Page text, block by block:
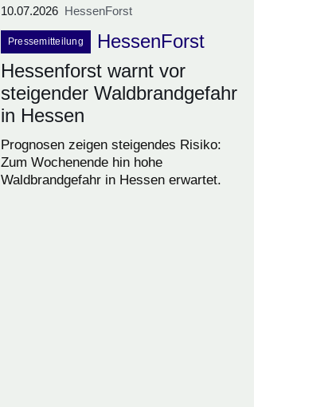
10.07.2026 HessenForst
Pressemitteilung
HessenForst
Hessenforst warnt vor
steigender Waldbrandgefahr
in Hessen
Prognosen zeigen steigendes Risiko:
Zum Wochenende hin hohe
Waldbrandgefahr in Hessen erwartet.